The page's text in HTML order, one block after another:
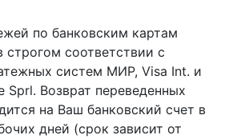
по банковским картам
строгом соответствии с
систем МИР, Visa Int. и
Sprl. Возврат переведенных
на Ваш банковский счет в
дней (срок зависит от